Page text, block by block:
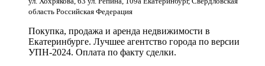
область Российская Федерация
Покупка, продажа и аренда недвижимости в
Екатеринбурге. Лучшее агентство города по версии
УПН-2024. Оплата по факту сделки.